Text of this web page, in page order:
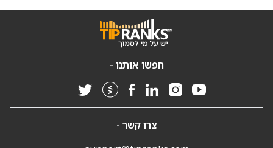
חפשו אותנו -
צרו קשר -